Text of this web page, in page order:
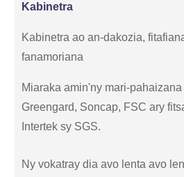
Kabinetra
Kabinetra ao an-dakozia,
fanamoriana
Miaraka amin'ny mari-
Greengard, Soncap, FSC ary
Intertek sy SGS.
Ny vokatray dia avo lenta avo